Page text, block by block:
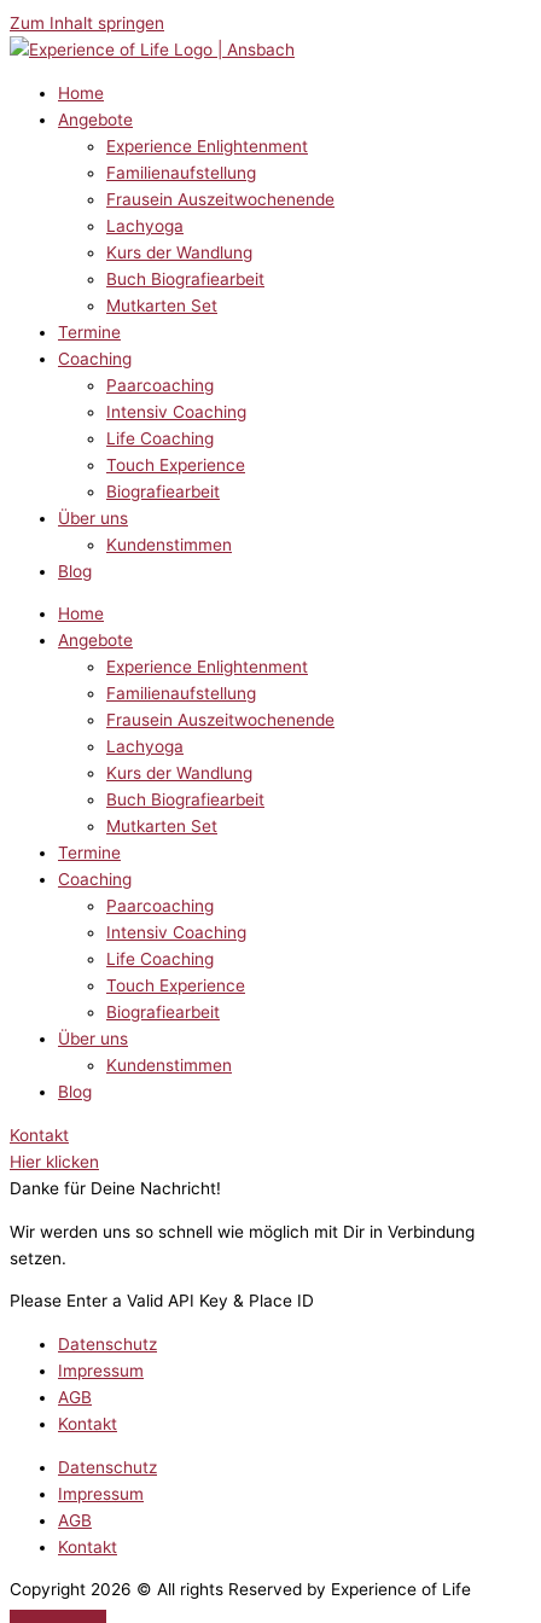
Zum Inhalt springen
Home
Angebote
Experience Enlightenment
Familienaufstellung
Frausein Auszeitwochenende
Lachyoga
Kurs der Wandlung
Buch Biografiearbeit
Mutkarten Set
Termine
Coaching
Paarcoaching
Intensiv Coaching
Life Coaching
Touch Experience
Biografiearbeit
Über uns
Kundenstimmen
Blog
Home
Angebote
Experience Enlightenment
Familienaufstellung
Frausein Auszeitwochenende
Lachyoga
Kurs der Wandlung
Buch Biografiearbeit
Mutkarten Set
Termine
Coaching
Paarcoaching
Intensiv Coaching
Life Coaching
Touch Experience
Biografiearbeit
Über uns
Kundenstimmen
Blog
Kontakt
Hier klicken
Danke für Deine Nachricht!
Wir werden uns so schnell wie möglich mit Dir in Verbindung
setzen.
Please Enter a Valid API Key & Place ID
Datenschutz
Impressum
AGB
Kontakt
Datenschutz
Impressum
AGB
Kontakt
Copyright 2026 © All rights Reserved by Experience of Life